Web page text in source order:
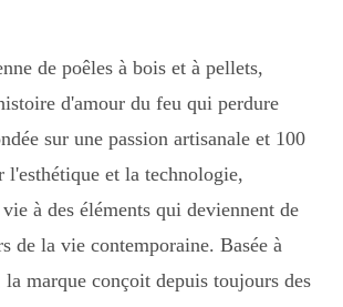
de poêles à bois et à pellets,
d'amour du feu qui perdure
sur une passion artisanale et 100
l'esthétique et la technologie,
à des éléments qui deviennent de
de la vie contemporaine. Basée à
marque conçoit depuis toujours des